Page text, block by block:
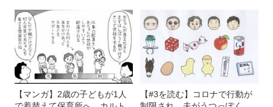
【マンガ】2歳の子どもが1人
【#3を読む】コロナで行動が